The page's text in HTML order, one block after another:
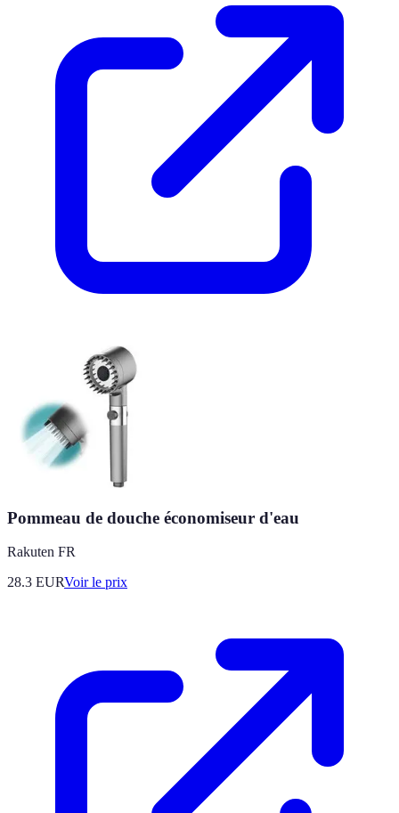
Pommeau de douche économiseur d'eau
Rakuten FR
28.3 EURVoir le prix